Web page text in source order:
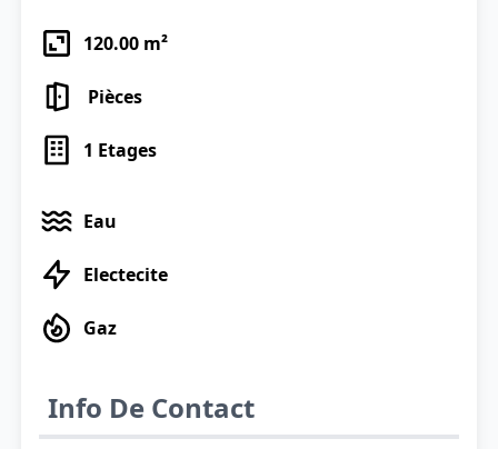
120.00 m²
Pièces
1 Etages
Eau
Electecite
Gaz
Info De Contact